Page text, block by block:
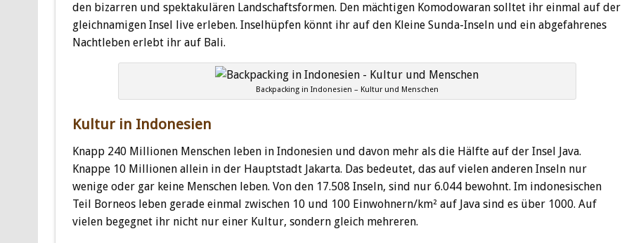
den bizarren und spektakulären Landschaftsformen. Den mächtigen Komodowaran solltet ihr einmal auf der
gleichnamigen Insel live erleben. Inselhüpfen könnt ihr auf den Kleine Sunda-Inseln und ein abgefahrenes
Nachtleben erlebt ihr auf Bali.
Backpacking in Indonesien – Kultur und Menschen
Kultur in Indonesien
Knapp 240 Millionen Menschen leben in Indonesien und davon mehr als die Hälfte auf der Insel Java.
Knappe 10 Millionen allein in der Hauptstadt Jakarta. Das bedeutet, das auf vielen anderen Inseln nur
wenige oder gar keine Menschen leben. Von den 17.508 Inseln, sind nur 6.044 bewohnt. Im indonesischen
Teil Borneos leben gerade einmal zwischen 10 und 100 Einwohnern/km² auf Java sind es über 1000. Auf
vielen begegnet ihr nicht nur einer Kultur, sondern gleich mehreren.